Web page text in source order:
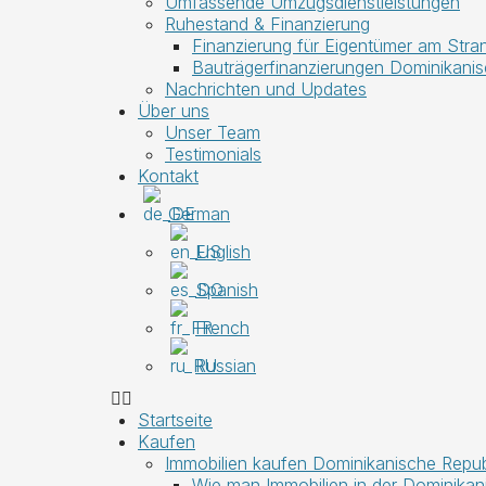
Ruhestand & Finanzierung
Finanzierung für Eigentümer am
Bauträgerfinanzierungen
Nachrichten und Updates
Über uns
Unser Team
Testimonials
Kontakt
German
English
Spanish
French
Russian
Startseite
Kaufen
Immobilien kaufen Dominikanische